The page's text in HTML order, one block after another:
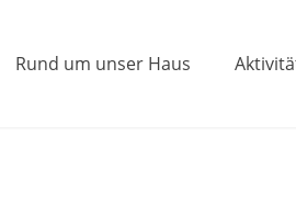
Rund um unser Haus